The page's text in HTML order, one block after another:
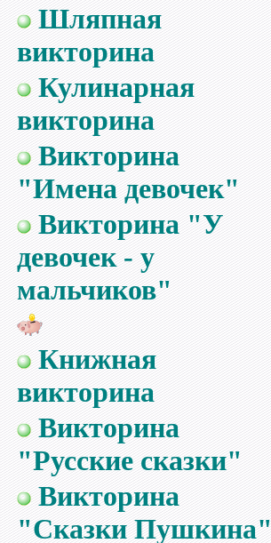
Шляпная
викторина
Кулинарная
викторина
Викторина
"Имена девочек"
Викторина "У
девочек - у
мальчиков"
Книжная
викторина
Викторина
"Русские сказки"
Викторина
"Сказки Пушкина"